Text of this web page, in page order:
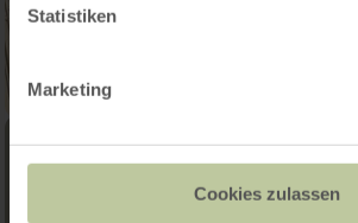
Statistiken
Marketing
Cookies zulassen